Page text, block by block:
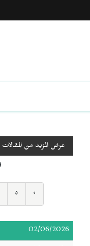
عرض المزيد من المقالات
٥ ›
02/06/2026